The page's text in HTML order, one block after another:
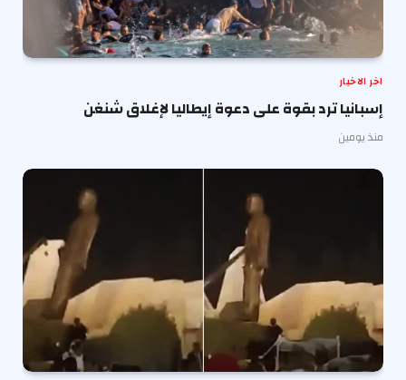
اخر الاخبار
إسبانيا ترد بقوة على دعوة إيطاليا لإغلاق شنغن
منذ يومين